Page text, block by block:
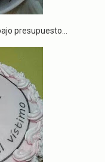
presupuesto...